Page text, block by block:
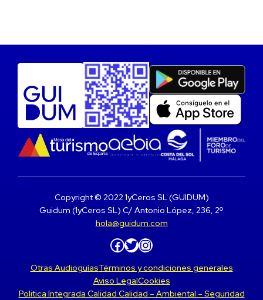
Copyright © 2022 1yCeros SL (GUIDUM)
Guidum (1yCeros SL) C/ Antonio López, 236, 2º
hola@guidum.com
Facebook Twitter Instagram
Otras AudioguíasTérminos y condiciones generales
Aviso LegalCookies
Politica Integrada Calidad Calidad – Ambiental – Seguridad